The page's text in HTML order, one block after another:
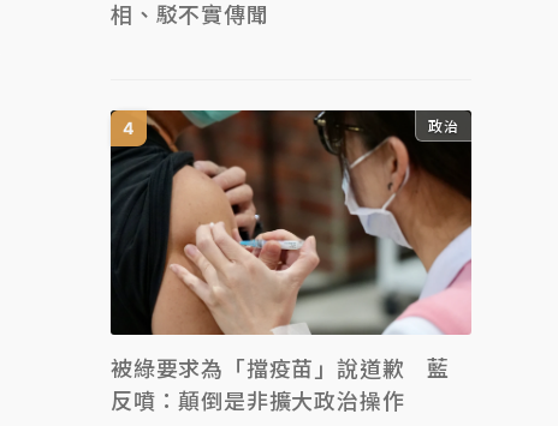
相、駁不實傳聞
政治
被綠要求為「擋疫苗」說道歉 藍
反噴：顛倒是非擴大政治操作